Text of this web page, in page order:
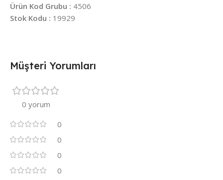
Ürün Kod Grubu : 4506
Stok Kodu : 19929
Müşteri Yorumları
0 yorum
0
0
0
0